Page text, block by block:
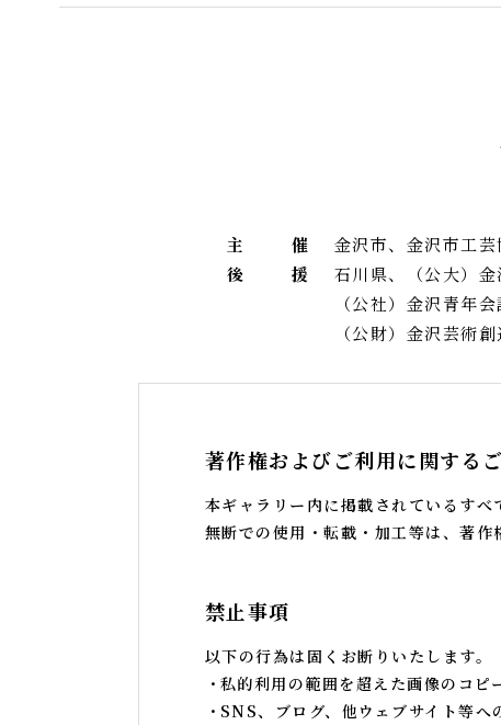
主 催
金沢市、金沢市工芸
後
援
石川県、（公大）
（公社）金沢青年
（公財）金沢芸術
著作権およびご利用に関する
本ギャラリー内に掲載されているすべ
無断での使用・転載・加工等は、著作
禁止事項
以下の行為は固くお断りいたします。
私的利用の範囲を超えた画像のコピ
SNS、ブログ、他ウェブサイト等へ